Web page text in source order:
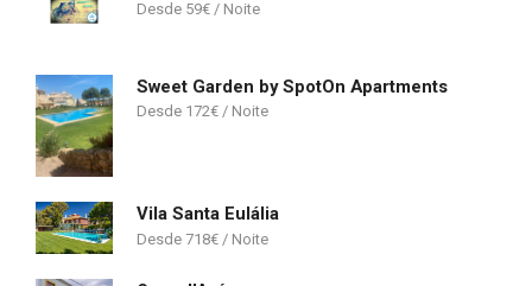
59€
Sweet Garden by SpotOn Apartments
172€
Vila Santa Eulália
718€